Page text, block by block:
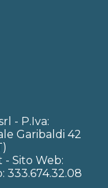
- P.Iva:
Garibaldi 42
- Sito Web:
333.674.32.08